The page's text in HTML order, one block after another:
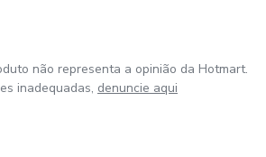
não representa a opinião da Hotmart.
inadequadas, denuncie aqui